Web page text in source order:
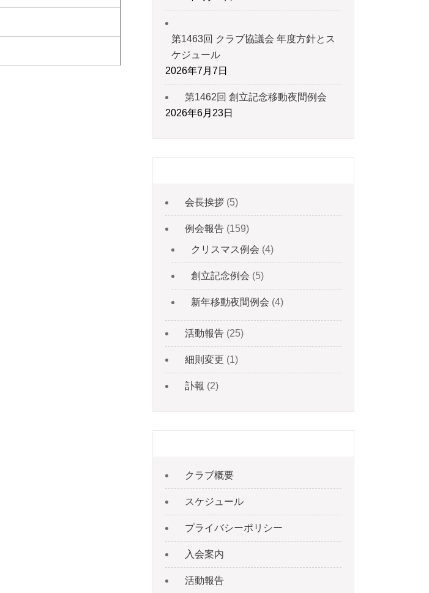
第1463回 クラブ協議会 年度方針とス
ケジュール
2026年7月7日
第1462回 創立記念移動夜間例会
2026年6月23日
会長挨拶 (5)
例会報告 (159)
クリスマス例会 (4)
創立記念例会 (5)
新年移動夜間例会 (4)
活動報告 (25)
細則変更 (1)
訃報 (2)
クラブ概要
スケジュール
プライバシーポリシー
入会案内
活動報告